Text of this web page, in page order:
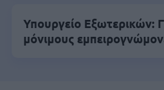
Υπουργείο Εξωτερικών:
μόνιμους